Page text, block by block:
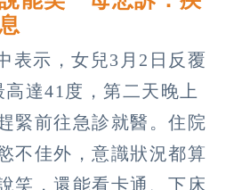
表示，女兒3月2日反覆
達41度，第二天晚上
緊前往急診就醫。住院
不佳外，意識狀況都算
笑，還能看卡通、下床